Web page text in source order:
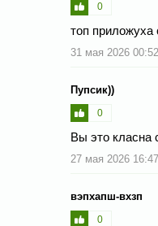
0
топ приложуха
31 мая 2026 00:52
Пупсик))
0
Вы это класна
27 мая 2026 16:47
вэпхапш-вхзп
0